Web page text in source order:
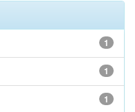
1
1
1